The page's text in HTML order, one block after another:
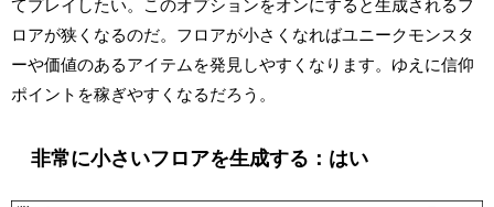
てプレイしたい。このオプションをオンにすると生成されるフ
ロアが狭くなるのだ。フロアが小さくなればユニークモンスタ
ーや価値のあるアイテムを発見しやすくなります。ゆえに信仰
ポイントを稼ぎやすくなるだろう。
非常に小さいフロアを生成する：はい